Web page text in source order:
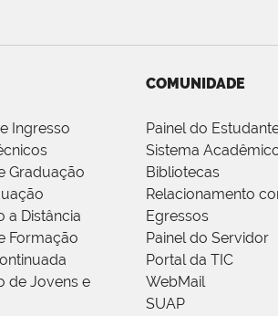
Ingresso
Graduação
a Distância
Formação
de Jovens e
COMUNIDADE
Painel do
Sistema
Bibliotecas
Relacionamento
Egressos
Painel do Servidor
Portal da TIC
WebMail
SUAP